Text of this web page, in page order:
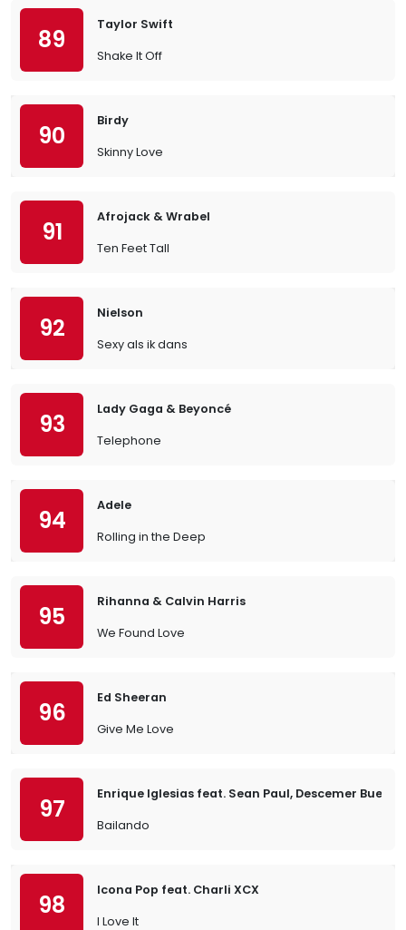
89
Taylor Swift
Shake It Off
90
Birdy
Skinny Love
91
Afrojack & Wrabel
Ten Feet Tall
92
Nielson
Sexy als ik dans
93
Lady Gaga & Beyoncé
Telephone
94
Adele
Rolling in the Deep
95
Rihanna & Calvin Harris
We Found Love
96
Ed Sheeran
Give Me Love
97
Enrique Iglesias feat. Sean Paul, Descemer Bueno
Bailando
98
Icona Pop feat. Charli XCX
I Love It